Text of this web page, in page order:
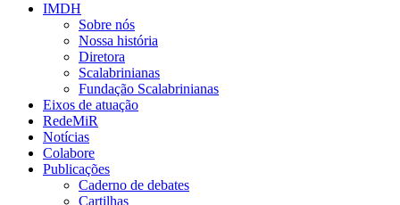
IMDH
Sobre nós
Nossa história
Diretora
Scalabrinianas​
Fundação Scalabrinianas​
Eixos de atuação
RedeMiR
Notícias​
Colabore
Publicações
Caderno de debates
Cartilhas